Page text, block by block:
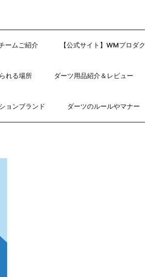
ームご紹介 【公式サイト】WMプロダ
れる場所 ダーツ用品紹介＆レビュー
ョンブランド ダーツのルールやマナー